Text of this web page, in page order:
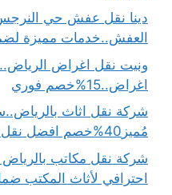
العفش..خدمات مميزة
ونيت نقل اغراض
اغراض..15%خصم فوري
شركة نقل اثاث
مُميز40%خصم افضل نقل اثاث بالرياض..اتصل الـأن
احترافي لأثاث المكتب